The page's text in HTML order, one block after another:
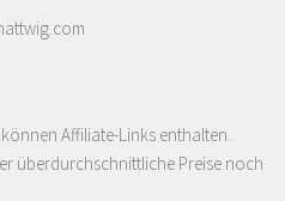
Affiliate-Links enthalten.
überdurchschnittliche Preise noch